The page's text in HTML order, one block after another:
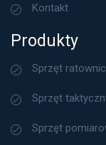
Kontakt
Produkty
Sprzęt
Sprzęt
Sprzęt